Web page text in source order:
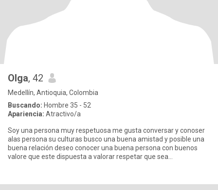
Olga, 42
Medellín, Antioquia, Colombia
Buscando: Hombre 35 - 52
Apariencia: Atractivo/a
Soy una persona muy respetuosa me gusta conversar y conoser
alas persona su culturas busco una buena amistad y posible una
buena relación deseo conocer una buena persona con buenos
valore que este dispuesta a valorar respetar que sea